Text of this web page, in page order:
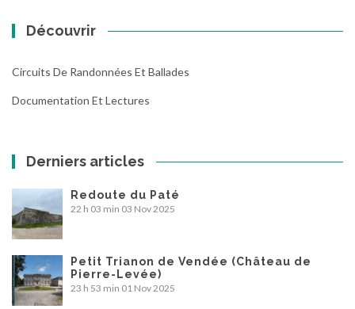
Découvrir
Circuits De Randonnées Et Ballades
Documentation Et Lectures
Derniers articles
Redoute du Paté
22 h 03 min 03 Nov 2025
Petit Trianon de Vendée (Château de
Pierre-Levée)
23 h 53 min 01 Nov 2025